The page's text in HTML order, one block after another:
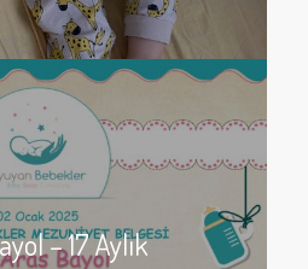
– 17 Aylık